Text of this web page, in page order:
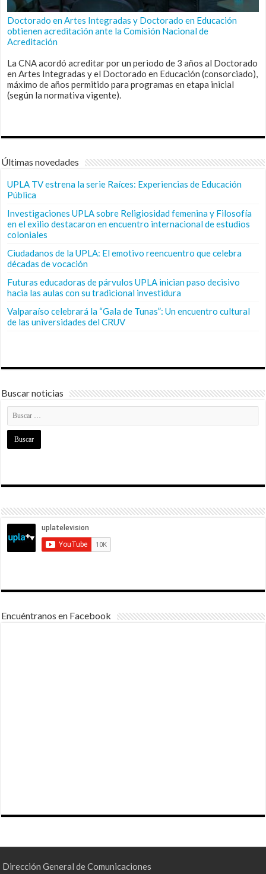
Doctorado en Artes Integradas y Doctorado en Educación
obtienen acreditación ante la Comisión Nacional de
Acreditación
La CNA acordó acreditar por un periodo de 3 años al Doctorado
en Artes Integradas y el Doctorado en Educación (consorciado),
máximo de años permitido para programas en etapa inicial
(según la normativa vigente).
Últimas novedades
UPLA TV estrena la serie Raíces: Experiencias de Educación
Pública
Investigaciones UPLA sobre Religiosidad femenina y Filosofía
en el exilio destacaron en encuentro internacional de estudios
coloniales
Ciudadanos de la UPLA: El emotivo reencuentro que celebra
décadas de vocación
Futuras educadoras de párvulos UPLA inician paso decisivo
hacia las aulas con su tradicional investidura
Valparaíso celebrará la “Gala de Tunas”: Un encuentro cultural
de las universidades del CRUV
Buscar noticias
Encuéntranos en Facebook
Dirección General de Comunicaciones